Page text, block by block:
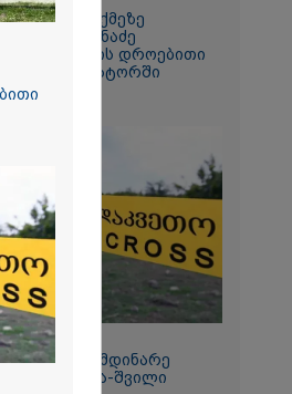
საქმეზე
ნია იმნაძე
ზაჰესის დროებითი
იზოლატორში
08-2026
ხობში - მდინარე
დედა-შვილი